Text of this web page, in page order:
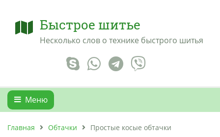
Быстрое шитье
Несколько слов о технике быстрого шитья
Меню
Главная Обтачки Простые косые обтачки